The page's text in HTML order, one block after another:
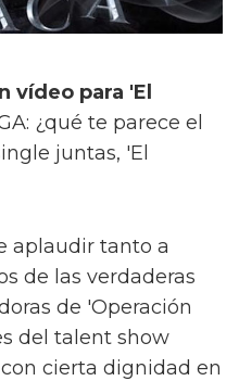
vídeo para 'El
¿qué te parece el
juntas, 'El
aplaudir tanto a
de las verdaderas
de 'Operación
del talent show
cierta dignidad en